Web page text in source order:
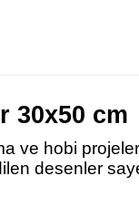
30x50 cm
ve hobi
desenler